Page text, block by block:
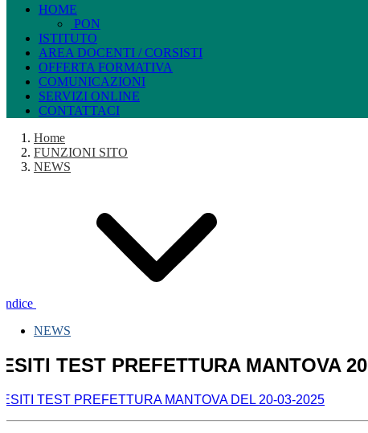
HOME
PON
ISTITUTO
AREA DOCENTI / CORSISTI
OFFERTA FORMATIVA
COMUNICAZIONI
SERVIZI ONLINE
CONTATTACI
Home
FUNZIONI SITO
NEWS
Indice
NEWS
ESITI TEST PREFETTURA MANTOVA
ESITI TEST PREFETTURA MANTOVA DEL 20-03-2025